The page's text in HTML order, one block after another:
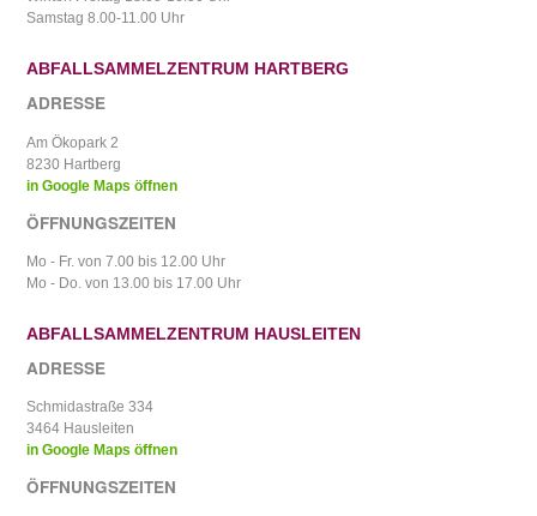
Samstag 8.00-11.00 Uhr
ABFALLSAMMELZENTRUM HARTBERG
ADRESSE
Am Ökopark 2
8230 Hartberg
in Google Maps öffnen
ÖFFNUNGSZEITEN
Mo - Fr. von 7.00 bis 12.00 Uhr
Mo - Do. von 13.00 bis 17.00 Uhr
ABFALLSAMMELZENTRUM HAUSLEITEN
ADRESSE
Schmidastraße 334
3464 Hausleiten
in Google Maps öffnen
ÖFFNUNGSZEITEN